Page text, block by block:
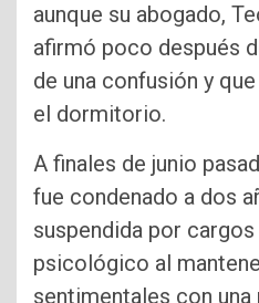
aunque su abogado,
afirmó poco después
de una confusión y
el dormitorio.
A finales de junio
fue condenado a dos
suspendida por
psicológico al
sentimentales con una